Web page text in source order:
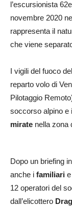
l’escursionista
novembre 2020
rappresenta il
che viene
I vigili del fuoco
reparto volo di
Pilotaggio
soccorso alpino e
mirate nella zona
Dopo un briefing
anche i familiari
12 operatori del
dall’elicottero